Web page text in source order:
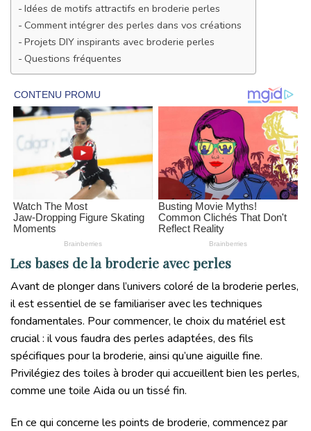
Idées de motifs attractifs en broderie perles
Comment intégrer des perles dans vos créations
Projets DIY inspirants avec broderie perles
Questions fréquentes
Les bases de la broderie avec perles
Avant de plonger dans l’univers coloré de la broderie perles,
il est essentiel de se familiariser avec les techniques
fondamentales. Pour commencer, le choix du matériel est
crucial : il vous faudra des perles adaptées, des fils
spécifiques pour la broderie, ainsi qu’une aiguille fine.
Privilégiez des toiles à broder qui accueillent bien les perles,
comme une toile Aida ou un tissé fin.
En ce qui concerne les points de broderie, commencez par